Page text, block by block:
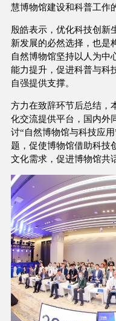
慧博物馆建设和科普工作
殷皓表示，优化科技创新
新发展的必然选择，也是
自然博物馆坚持以人为中
能力提升，促进科普与科
自强提供支撑。
方力在致辞环节后总结，
化交流提供平台，国内外
讨“自然博物馆与科技应
题，促使博物馆借助科技
文化需求，促进博物馆共